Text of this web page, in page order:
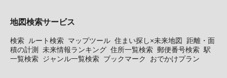
地図検索サービス
検索 ルート検索 マップツール 住まい探し×未来地図
距離・面
積の計測
未来情報ランキング 住所一覧検索 郵便番号検索 駅
一覧検索 ジャンル一覧検索 ブックマーク おでかけプラン